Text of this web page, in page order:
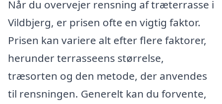
Når du overvejer rensning af træterrasse i
Vildbjerg, er prisen ofte en vigtig faktor.
Prisen kan variere alt efter flere faktorer,
herunder terrasseens størrelse,
træsorten og den metode, der anvendes
til rensningen. Generelt kan du forvente,